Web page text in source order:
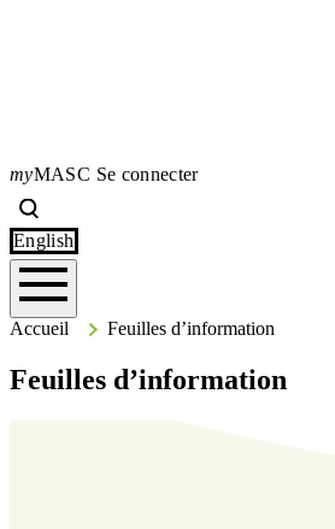
myMASC Se connecter
English
Accueil AccueilFeuilles d’information
Feuilles d’information